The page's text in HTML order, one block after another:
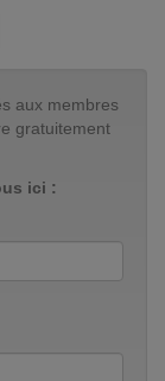
aux membres
gratuitement
ici :